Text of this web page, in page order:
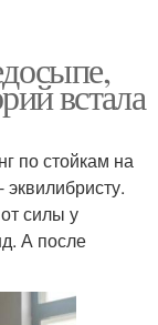
встала
по стойкам на
эквилибристу.
силы у
А после